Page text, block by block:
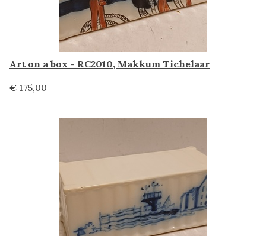
Art on a box - RC2010, Makkum Tichelaar
€ 175,00